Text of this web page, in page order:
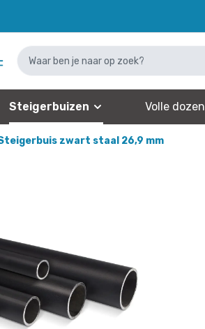
Steigerbuizen Volle dozen
zwart staal 26,9 mm